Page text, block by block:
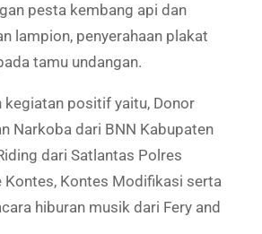
pesta kembang api dan
lampion, penyerahaan plakat
tamu undangan.
kegiatan positif yaitu, Donor
Narkoba dari BNN Kabupaten
dari Satlantas Polres
Kontes, Kontes Modifikasi serta
hiburan musik dari Fery and